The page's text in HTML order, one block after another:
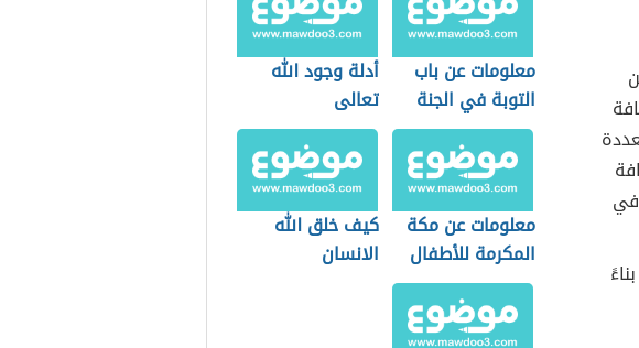
في
معلومات عن باب
التوبة في الجنة
أدلة وجود الله
تعالى
معلومات عن مكة
المكرمة للأطفال
كيف خلق الله
الانسان